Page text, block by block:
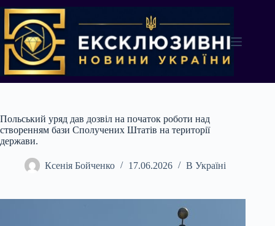
до
вмісту
Польський уряд дав дозвіл на початок роботи над
створенням бази Сполучених Штатів на території
держави.
Ксенія Бойченко 17.06.2026 В Україні